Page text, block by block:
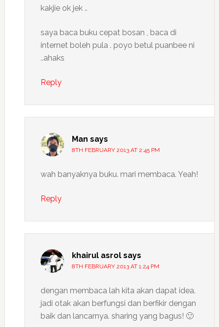
kakjie ok jek ..
saya baca buku cepat bosan , baca di
internet boleh pula . poyo betul puanbee ni
..ahaks
Reply
Man says
8TH FEBRUARY 2013 AT 2:45 PM
wah banyaknya buku. mari membaca. Yeah!
Reply
khairul asrol says
8TH FEBRUARY 2013 AT 1:24 PM
dengan membaca lah kita akan dapat idea.
jadi otak akan berfungsi dan berfikir dengan
baik dan lancarnya. sharing yang bagus! 🙂